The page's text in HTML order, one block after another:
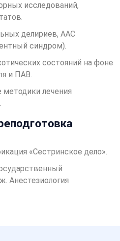
исследований,
делириев, ААС
синдром).
состояний на фоне
и ПАВ.
лечения
«Сестринское дело».
Анестезиология